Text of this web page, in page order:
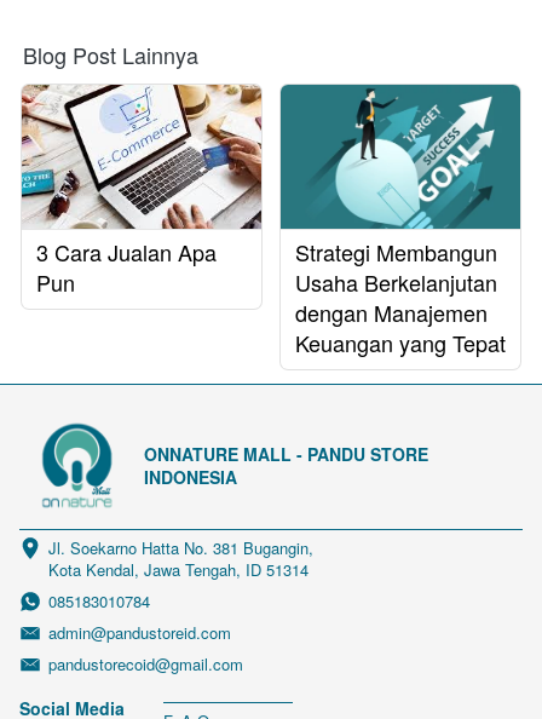
Blog Post Lainnya
3 Cara Jualan Apa
Pun
Strategi Membangun
Usaha Berkelanjutan
dengan Manajemen
Keuangan yang Tepat
ONNATURE MALL - PANDU STORE
INDONESIA
Jl. Soekarno Hatta No. 381 Bugangin,
Kota Kendal, Jawa Tengah, ID 51314
085183010784
admin@pandustoreid.com
pandustorecoid@gmail.com
Social Media